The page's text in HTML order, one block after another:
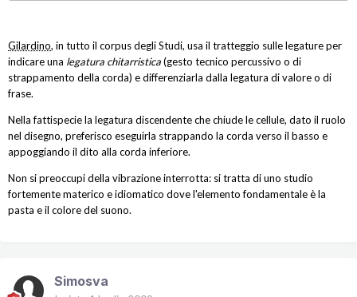
Gilardino, in tutto il corpus degli Studi, usa il tratteggio sulle legature per
indicare una legatura chitarristica(gesto tecnico percussivo o di
strappamento della corda) e differenziarla dalla legatura di valore o di
frase.
Nella fattispecie la legatura discendente che chiude le cellule, dato il ruolo
nel disegno, preferisco eseguirla strappando la corda verso il basso e
appoggiando il dito alla corda inferiore.
Non si preoccupi della vibrazione interrotta: si tratta di uno studio
fortemente materico e idiomatico dove l'elemento fondamentale è la
pasta e il colore del suono.
Simosva